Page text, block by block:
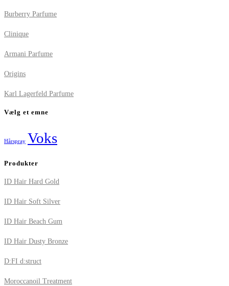
Burberry Parfume
Clinique
Armani Parfume
Origins
Karl Lagerfeld Parfume
Vælg et emne
Hårspray Voks
Produkter
ID Hair Hard Gold
ID Hair Soft Silver
ID Hair Beach Gum
ID Hair Dusty Bronze
D:FI d:struct
Moroccanoil Treatment